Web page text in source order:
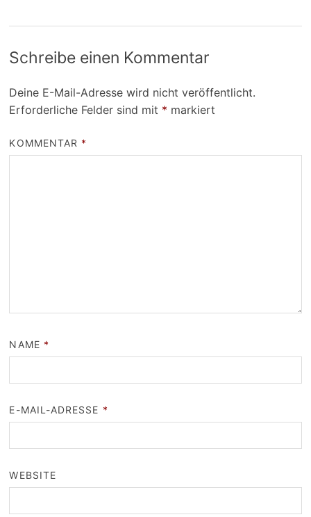
Schreibe einen Kommentar
Deine E-Mail-Adresse wird nicht veröffentlicht.
Erforderliche Felder sind mit * markiert
KOMMENTAR *
NAME *
E-MAIL-ADRESSE *
WEBSITE